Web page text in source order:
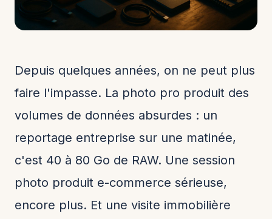
Depuis quelques années, on ne peut plus
faire l'impasse. La photo pro produit des
volumes de données absurdes : un
reportage entreprise sur une matinée,
c'est 40 à 80 Go de RAW. Une session
photo produit e-commerce sérieuse,
encore plus. Et une visite immobilière